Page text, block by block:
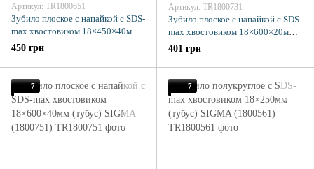
Артикул: TR1800651
Зубило плоское с напайкой с SDS-
max хвостовиком 18×450×40мм
(тубус) SIGMA (1800651)
450 грн
Артикул: TR1800731
Зубило плоское с напайкой с SDS-
max хвостовиком 18×600×20мм
(тубус) SIGMA (1800731)
401 грн
7 7